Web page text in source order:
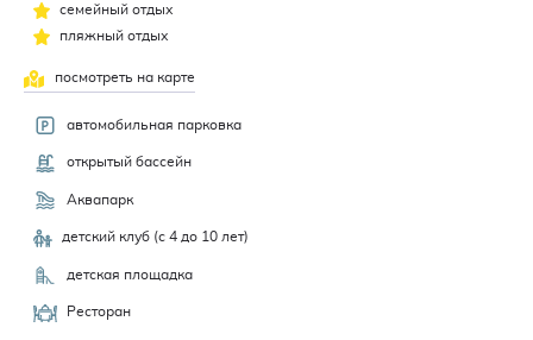
семейный отдых
пляжный отдых
посмотреть на карте
автомобильная парковка
открытый бассейн
Аквапарк
детский клуб (с 4 до 10 лет)
детская площадка
Ресторан